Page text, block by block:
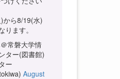
から8/19(水)
ります。
常磐大学情
ター(図書館)
ー
August